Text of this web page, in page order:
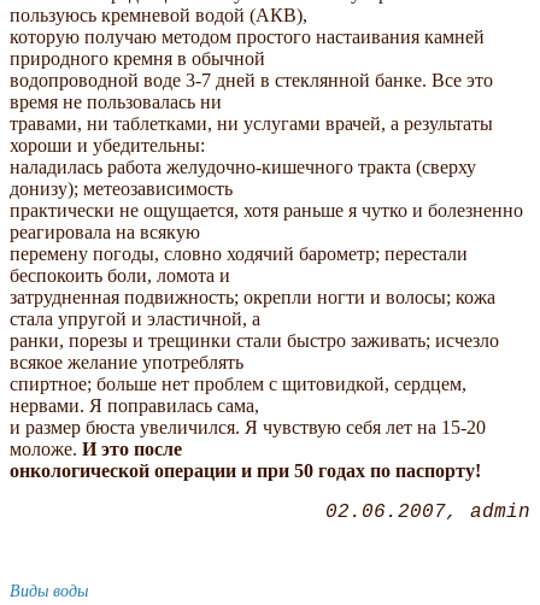
пользуюсь кремневой водой (АКВ),
которую получаю методом простого настаивания камней
природного кремня в обычной
водопроводной воде 3-7 дней в стеклянной банке. Все это
время не пользовалась ни
травами, ни таблетками, ни услугами врачей, а результаты
хороши и убедительны:
наладилась работа желудочно-кишечного тракта (сверху
донизу); метеозависимость
практически не ощущается, хотя раньше я чутко и болезненно
реагировала на всякую
перемену погоды, словно ходячий барометр; перестали
беспокоить боли, ломота и
затрудненная подвижность; окрепли ногти и волосы; кожа
стала упругой и эластичной, а
ранки, порезы и трещинки стали быстро заживать; исчезло
всякое желание употреблять
спиртное; больше нет проблем с щитовидкой, сердцем,
нервами. Я поправилась сама,
и размер бюста увеличился. Я чувствую себя лет на 15-20
моложе. И это после
онкологической операции и при 50 годах по паспорту!
02.06.2007 admin
Виды воды